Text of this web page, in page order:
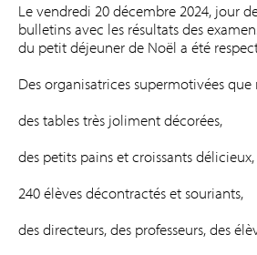
Le vendredi 20 décembre 2024, jour
bulletins avec les résultats des
du petit déjeuner de Noël a été
Des organisatrices supermotivées
des tables très joliment décorées,
des petits pains et croissants délicieux,
240 élèves décontractés et souriants,
des directeurs, des professeurs, des